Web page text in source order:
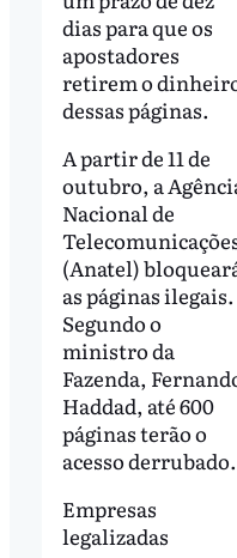
dias para que os
apostadores
retirem o
dessas páginas.
A partir de 11 de
outubro, a
Nacional de
(Anatel)
as páginas ilegais.
Segundo o
ministro da
Fazenda,
Haddad, até 600
páginas terão o
acesso derrubado.
Empresas
legalizadas